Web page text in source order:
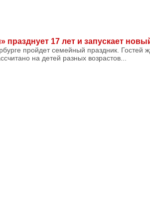
празднует 17 лет и запускает
пройдет семейный праздник. Гостей
на детей разных возрастов...